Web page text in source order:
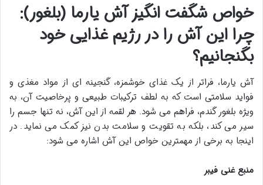
خواص شگفت انگیز آش یارما (بلغور):
چرا این آش را در رژیم غذایی خود
بگنجانیم؟
آش یارما، فراتر از یک غذای خوشمزه، گنجینه ای از مواد مغذی و
فواید سلامتی است که به لطف ترکیبات طبیعی و پرخاصیت آن، به
ویژه بلغور گندم، فراهم می شود. هر لقمه از این آش، نه تنها جسم را
سیر می کند، بلکه به تقویت و سلامت بدن نیز کمک می نماید. در
اینجا به برخی از مهمترین خواص این آش اشاره می شود:
منبع غنی فیبر